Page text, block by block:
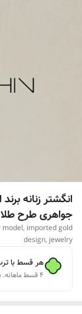
انگشتر زنانه
جواهری طرح طلا‌
imported gold
design, jewelry
هر قسط با
۴ قسط ماهانه. بدون سود، چک و ضامن.